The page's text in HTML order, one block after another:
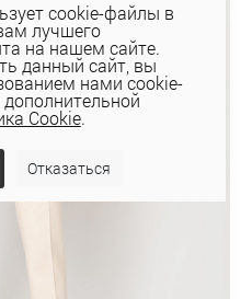
cookie-файлы в
лучшего
на нашем сайте.
данный сайт, вы
нами cookie-
Cookie.
Отказаться